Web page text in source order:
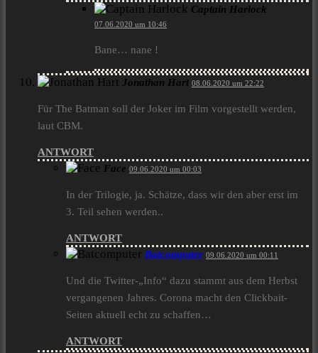
Captain Harlock
07.06.2020 um 10:46
Bane… nane !
Jonathan Hart 08.06.2020 um 22:22
Für The Batman soll der Joker im Film vorgestellt werden,
laut CBM.
ANTWORT
Face 09.06.2020 um 00:03
In der Trilogie, ja. Schätze, dass wir den aber erst im
3. Teil sehen werden..
ANTWORT
Batcomputer 09.06.2020 um 00:11
Und die Twitter-„Info“ dazu stammt aus dem Herbst
vergangenen Jahres. Corona macht den Clickbait-
Seiten aktuell echt zu schaffen…
ANTWORT